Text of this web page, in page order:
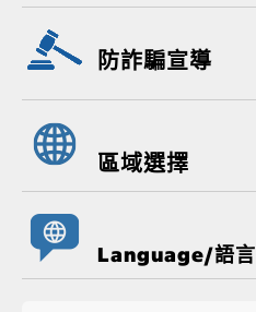
防詐騙宣導
區域選擇
Language/語言